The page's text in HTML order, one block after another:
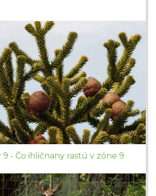
9 - Čo ihličnany rastú v zóne 9